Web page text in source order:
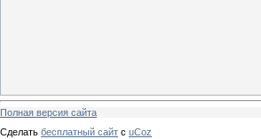
Полная версия сайта
Сделать бесплатный сайт с uCoz